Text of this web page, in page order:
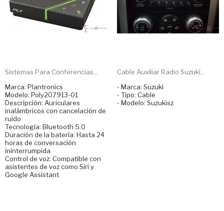
Sistemas Para Conferencias...
Marca: Plantronics
Modelo: Poly207913-01
Descripción: Auriculares
inalámbricos con cancelación de
ruido
Tecnología: Bluetooth 5.0
Duración de la batería: Hasta 24
horas de conversación
ininterrumpida
Control de voz: Compatible con
asistentes de voz como Siri y
Google Assistant
Cable Auxiliar Radio Suzuki...
- Marca: Suzuki
- Tipo: Cable
- Modelo: Suzukisz